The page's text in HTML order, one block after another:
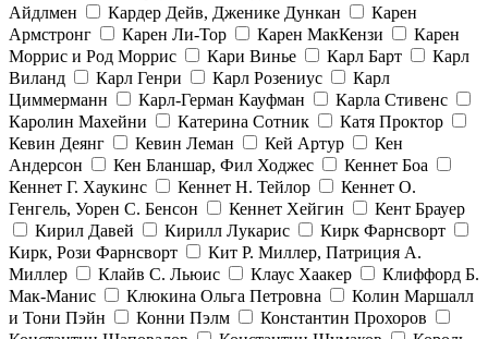
Айдлмен
Кардер Дейв, Дженике Дункан
Карен
Армстронг
Карен Ли-Тор Карен МакКензи
Карен
Моррис и Род Моррис
Кари Винье Карл Барт
Карл
Виланд
Карл Генри Карл Розениус
Карл
Циммерманн
Карл-Герман Кауфман
Карла Стивенс
Каролин Махейни
Катерина Сотник
Катя Проктор
Кевин Деянг
Кевин Леман Кей Артур
Кен
Андерсон
Кен Бланшар, Фил Ходжес
Кеннет Боа
Кеннет Г. Хаукинс
Кеннет Н. Тейлор
Кеннет О.
Генгель, Уорен С. Бенсон
Кеннет Хейгин
Кент Брауер
Кирил Давей
Кирилл Лукарис
Кирк Фарнсворт
Кирк, Рози Фарнсворт
Кит Р. Миллер, Патриция А.
Миллер
Клайв С. Льюис Клаус Хаакер
Клиффорд Б.
Мак-Манис
Клюкина Ольга Петровна
Колин Маршалл
и Тони Пэйн
Конни Пэлм
Константин Прохоров